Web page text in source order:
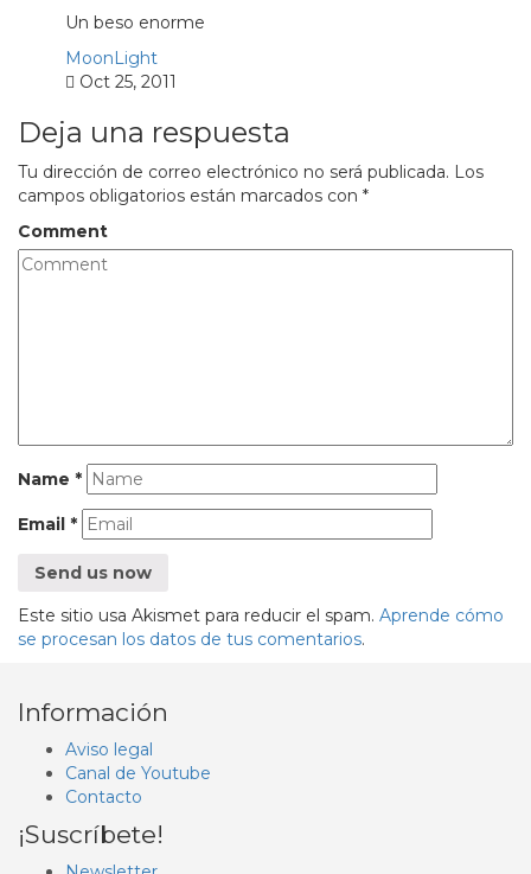
Un beso enorme
MoonLight
Oct 25, 2011
Deja una respuesta
Tu dirección de correo electrónico no será publicada. Los
campos obligatorios están marcados con *
Comment
Name *
Email *
Este sitio usa Akismet para reducir el spam. Aprende cómo
se procesan los datos de tus comentarios.
Información
Aviso legal
Canal de Youtube
Contacto
¡Suscríbete!